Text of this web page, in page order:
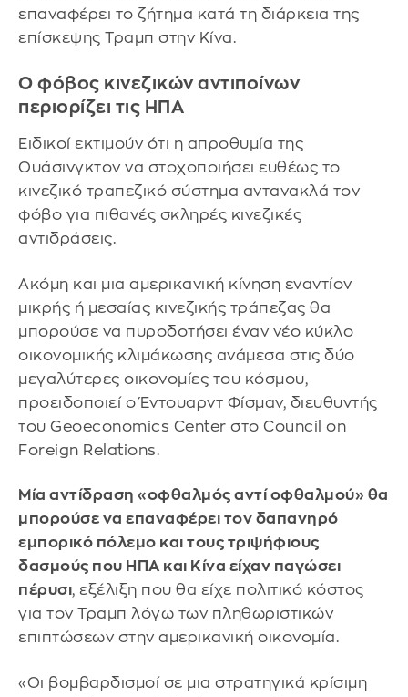
επαναφέρει το ζήτημα κατά τη διάρκεια της
επίσκεψης Τραμπ στην Κίνα.
Ο φόβος κινεζικών αντιποίνων
περιορίζει τις ΗΠΑ
Ειδικοί εκτιμούν ότι η απροθυμία της
Ουάσινγκτον να στοχοποιήσει ευθέως το
κινεζικό τραπεζικό σύστημα αντανακλά τον
φόβο για πιθανές σκληρές κινεζικές
αντιδράσεις.
Ακόμη και μια αμερικανική κίνηση εναντίον
μικρής ή μεσαίας κινεζικής τράπεζας θα
μπορούσε να πυροδοτήσει έναν νέο κύκλο
οικονομικής κλιμάκωσης ανάμεσα στις δύο
μεγαλύτερες οικονομίες του κόσμου,
προειδοποιεί ο Έντουαρντ Φίσμαν, διευθυντής
του Geoeconomics Center στο Council on
Foreign Relations.
Μία αντίδραση «οφθαλμός αντί οφθαλμού» θα
μπορούσε να επαναφέρει τον δαπανηρό
εμπορικό πόλεμο και τους τριψήφιους
δασμούς που ΗΠΑ και Κίνα είχαν παγώσει
πέρυσι, εξέλιξη που θα είχε πολιτικό κόστος
για τον Τραμπ λόγω των πληθωριστικών
επιπτώσεων στην αμερικανική οικονομία.
«Οι βομβαρδισμοί σε μια στρατηγικά κρίσιμη